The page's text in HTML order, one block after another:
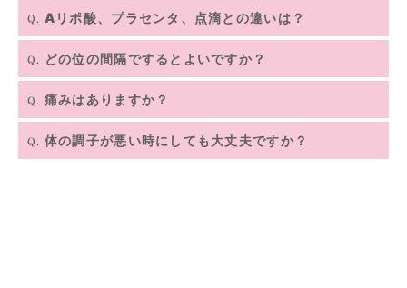
皮膚疾患の方（かゆみやアトピーなどにも良い）に良いケベラ
し匂いのあるフルルミン（アリナミン）です。ご希望でαリポ酸
やプラセンタもお入れすることが可能です。
Q. Αリポ酸、プラセンタ、点滴との違いは？
入れる量が40mlと少し多く、注射と違って５分程度かかりま
Q. どの位の間隔でするとよいですか？
個人の体調に合わせてさせて頂きますが、疲れを感じた時や、
Q. 痛みはありますか？
注射ですので、多少痛みは生じますが、当院は美容診療施設で
Q. 体の調子が悪い時にしても大丈夫ですか？